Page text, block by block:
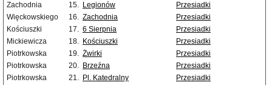
Zachodnia
15. Legionów
Przesiadki
Więckowskiego
16. Zachodnia
Przesiadki
Kościuszki
17. 6 Sierpnia
Przesiadki
Mickiewicza
18. Kościuszki
Przesiadki
Piotrkowska
19. Żwirki
Przesiadki
Piotrkowska
20. Brzeźna
Przesiadki
Piotrkowska
21. Pl. Katedralny
Przesiadki